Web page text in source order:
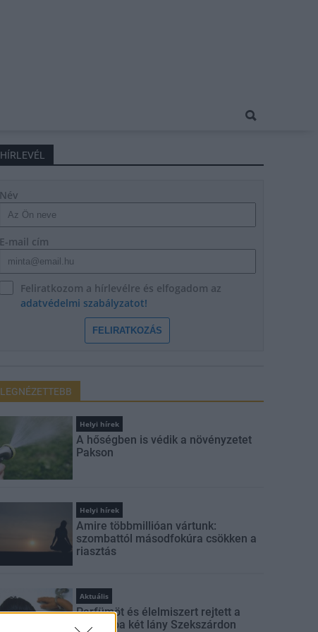
HÍRLEVÉL
Név
E-mail cím
Feliratkozom a hírlevélre és elfogadom az
adatvédelmi szabályzatot!
FELIRATKOZÁS
LEGNÉZETTEBB
Helyi hírek
A hőségben is védik a növényzetet
Pakson
Helyi hírek
Amire többmillióan vártunk:
szombattól másodfokúra csökken a
riasztás
Aktuális
Parfümöt és élelmiszert rejtett a
táskájába két lány Szekszárdon